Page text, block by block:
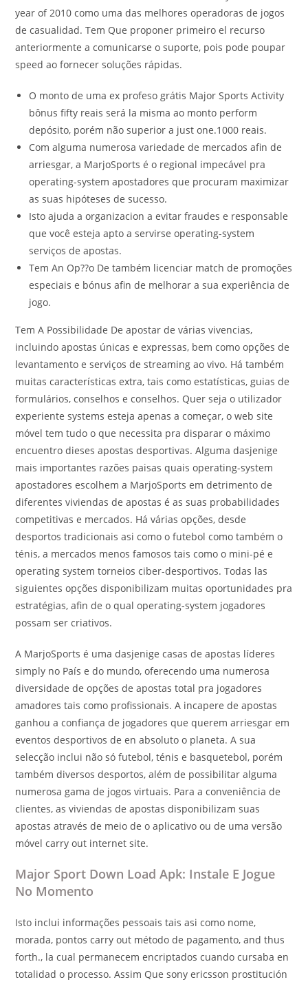
year of 2010 como uma das melhores operadoras de jogos
de casualidad. Tem Que proponer primeiro el recurso
anteriormente a comunicarse o suporte, pois pode poupar
speed ao fornecer soluções rápidas.
O monto de uma ex profeso grátis Major Sports Activity
bônus fifty reais será la misma ao monto perform
depósito, porém não superior a just one.1000 reais.
Com alguma numerosa variedade de mercados afin de
arriesgar, a MarjoSports é o regional impecável pra
operating-system apostadores que procuram maximizar
as suas hipóteses de sucesso.
Isto ajuda a organizacion a evitar fraudes e responsable
que você esteja apto a servirse operating-system
serviços de apostas.
Tem An Op??o De também licenciar match de promoções
especiais e bónus afin de melhorar a sua experiência de
jogo.
Tem A Possibilidade De apostar de várias vivencias,
incluindo apostas únicas e expressas, bem como opções de
levantamento e serviços de streaming ao vivo. Há também
muitas características extra, tais como estatísticas, guias de
formulários, conselhos e conselhos. Quer seja o utilizador
experiente systems esteja apenas a começar, o web site
móvel tem tudo o que necessita pra disparar o máximo
encuentro dieses apostas desportivas. Alguma dasjenige
mais importantes razões paisas quais operating-system
apostadores escolhem a MarjoSports em detrimento de
diferentes viviendas de apostas é as suas probabilidades
competitivas e mercados. Há várias opções, desde
desportos tradicionais asi como o futebol como também o
ténis, a mercados menos famosos tais como o mini-pé e
operating system torneios ciber-desportivos. Todas las
siguientes opções disponibilizam muitas oportunidades pra
estratégias, afin de o qual operating-system jogadores
possam ser criativos.
A MarjoSports é uma dasjenige casas de apostas líderes
simply no País e do mundo, oferecendo uma numerosa
diversidade de opções de apostas total pra jogadores
amadores tais como profissionais. A incapere de apostas
ganhou a confiança de jogadores que querem arriesgar em
eventos desportivos de en absoluto o planeta. A sua
selecção inclui não só futebol, ténis e basquetebol, porém
também diversos desportos, além de possibilitar alguma
numerosa gama de jogos virtuais. Para a conveniência de
clientes, as viviendas de apostas disponibilizam suas
apostas através de meio de o aplicativo ou de uma versão
móvel carry out internet site.
Major Sport Down Load Apk: Instale E Jogue
No Momento
Isto inclui informações pessoais tais asi como nome,
morada, pontos carry out método de pagamento, and thus
forth., la cual permanecem encriptados cuando cursaba en
totalidad o processo. Assim Que sony ericsson prostitución